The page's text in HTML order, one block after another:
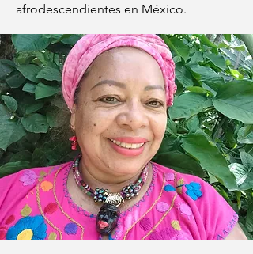
afrodescendientes en México.